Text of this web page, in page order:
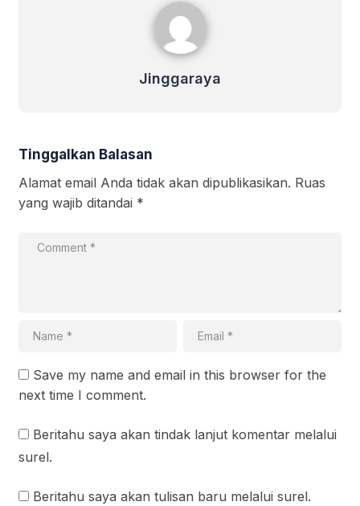
Jinggaraya
Tinggalkan Balasan
Alamat email Anda tidak akan dipublikasikan. Ruas
yang wajib ditandai *
Save my name and email in this browser for the
next time I comment.
Beritahu saya akan tindak lanjut komentar melalui
surel.
Beritahu saya akan tulisan baru melalui surel.